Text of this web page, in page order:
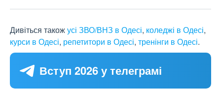
Дивіться такожусі ЗВО/ВНЗ в Одесі, коледжі в Одесі,
курси в Одесі, репетитори в Одесі, тренінги в Одесі.
Вступ 2026 у телеграмі